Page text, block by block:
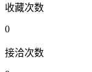
收藏次数
0
接洽次数